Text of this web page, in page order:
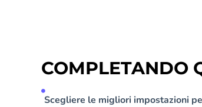
COMPLETANDO
Scegliere le migliori impostazioni